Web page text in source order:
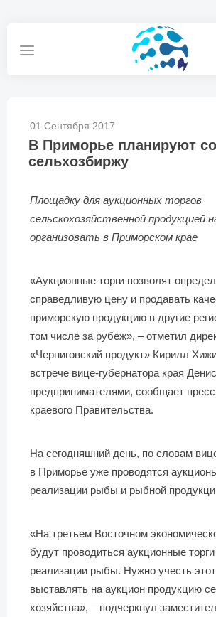
01 Сентября 2017
В Приморье планируют
сельхозбиржу
Площадку для аукционных торгов
сельскохозяйственной продукцией
организовать в Приморском крае
«Аукционные торги позволят
справедливую цену и продавать
приморскую продукцию в другие
том числе за рубеж», – отметил
«Черниговский продукт» Кирилл
встрече вице-губернатора края
предпринимателями, сообщает
краевого Правительства.
На сегодняшний день, по словам
в Приморье уже проводятся
реализации рыбы и рыбной
«На третьем Восточном
будут проводиться аукционные
реализации рыбы. Нужно учесть
выставлять на аукцион продукцию
хозяйства», – подчеркнул